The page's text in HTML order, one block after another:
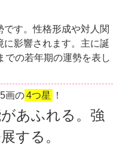
す。性格形成や対人関
影響されます。主に誕
での若年期の運勢を表し
画の4つ星 ！
あふれる。強
する。